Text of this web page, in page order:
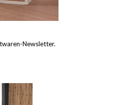
Newsletter.